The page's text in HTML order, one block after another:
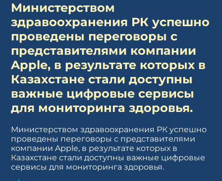
Министерством
здравоохранения РК успешно
проведены переговоры с
представителями компании
Apple, в результате которых в
Казахстане стали доступны
важные цифровые сервисы
для мониторинга здоровья.
Министерством здравоохранения РК успешно
проведены переговоры с представителями
компании Apple, в результате которых в
Казахстане стали доступны важные цифровые
сервисы для мониторинга здоровья.